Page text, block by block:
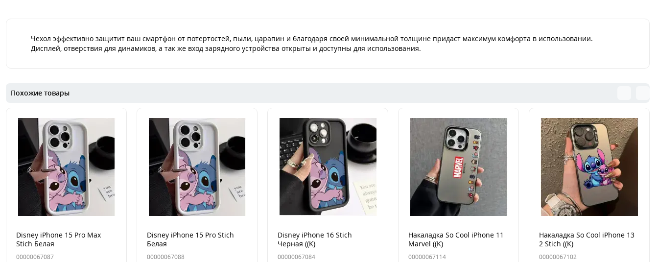
Чехол эффективно защитит ваш смартфон от потертостей, пыли, царапин и благодаря своей минимальной толщине придаст максимум комфорта в использовании.
Дисплей, отверствия для динамиков, а так же вход зарядного устройства открыты и доступны для использования.
Похожие товары
Disney iPhone 15 Pro Max
Stich Белая
00000067087
Disney iPhone 15 Pro Stich
Белая
00000067088
Disney iPhone 16 Stich
Черная ((K)
00000067084
Накаладка So Cool iPhone 11
Marvel ((K)
00000067114
Накаладка So Cool iPhone 13
2 Stich ((K)
00000067102